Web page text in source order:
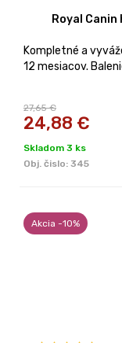
Royal
Kompletné a
12 mesiacov.
27,65 €
24,88 €
Skladom 3 ks
Obj. čislo: 345
Akcia -10%